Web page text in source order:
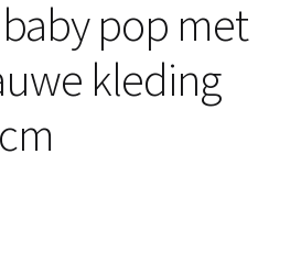
pop met
kleding